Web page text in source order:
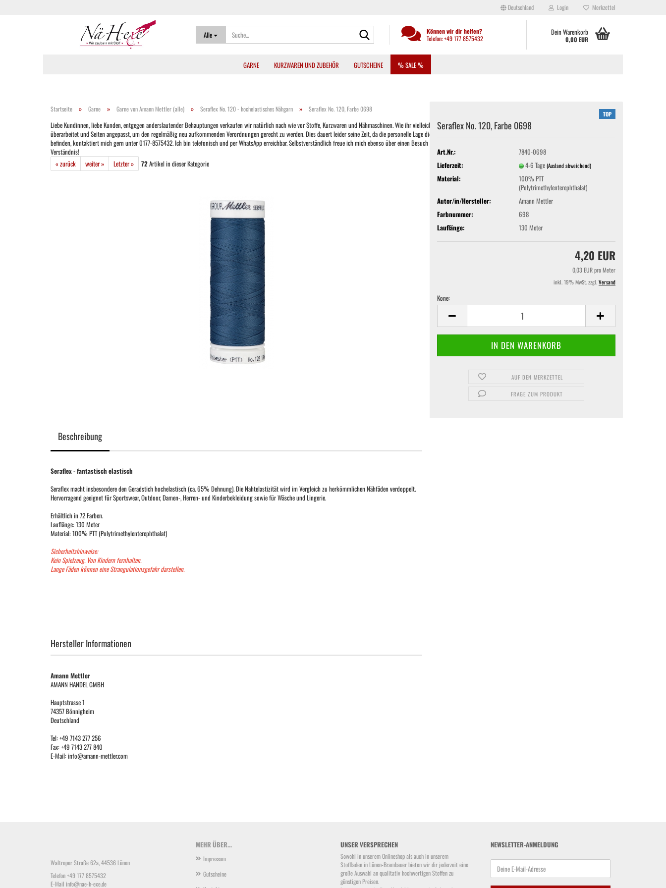
Deutschland Login Merkzettel
Alle
Können wir dir helfen?
Telefon: +49 177 8575432
Dein Warenkorb
0,00 EUR
GARNE KURZWAREN UND ZUBEHÖR GUTSCHEINE % SALE %
Startseite » Garne » Garne von Amann Mettler (alle) » Seraflex No. 120 - hochelastisches Nähgarn » Seraflex No. 120, Farbe 0698
Liebe Kundinnen, liebe Kunden, entgegen anderslautender Behauptungen verkaufen wir natürlich nach wie vor Stoffe, Kurzwaren und Nähmaschinen. Wie ihr vielleicht auch bei anderen kleinen Shops festgestellt habt, werden aktuell viele Artikel
überarbeitet und Seiten angepasst, um den regelmäßig neu aufkommenden Verordnungen gerecht zu werden. Dies dauert leider seine Zeit, da die personelle Lage dies oft nicht hergibt. Solltet ihr Artikel benötigen, die sich derzeit nicht im Shop
befinden, kontaktiert mich gern unter 0177-8575432. Ich bin telefonisch und per WhatsApp erreichbar. Selbstverständlich freue ich mich ebenso über einen Besuch im Laden: Waltroper Straße 62a, 44536 Lünen. Vielen Dank für euer
Verständnis!
« zurück
weiter » Letzter » 72Artikel in dieser Kategorie
TOP
Seraflex No. 120, Farbe 0698
Art.Nr.:
7840-0698
Lieferzeit:
4-6 Tage(Ausland abweichend)
Material:
100% PTT
(Polytrimethylenterephthalat)
Autor/in/Hersteller:
Amann Mettler
Farbnummer:
698
Lauflänge:
130 Meter
4,20 EUR
0,03 EUR pro Meter
inkl. 19% MwSt. zzgl.Versand
Kone:
AUF DEN MERKZETTEL
FRAGE ZUM PRODUKT
Beschreibung
Seraflex - fantastisch elastisch
Seraflex macht insbesondere den Geradstich hochelastisch (ca. 65% Dehnung). Die Nahtelastizität wird im Vergleich zu herkömmlichen Nähfäden verdoppelt.
Hervorragend geeignet für Sportswear, Outdoor, Damen-, Herren- und Kinderbekleidung sowie für Wäsche und Lingerie.
Erhältlich in 72 Farben.
Lauflänge: 130 Meter
Material: 100% PTT (Polytrimethylenterephthalat)
Sicherheitshinweise:
Kein Spielzeug. Von Kindern fernhalten.
Lange Fäden können eine Strangulationsgefahr darstellen.
Hersteller Informationen
Amann Mettler
AMANN HANDEL GMBH
Hauptstrasse 1
74357 Bönnigheim
Deutschland
Tel: +49 7143 277 256
Fax: +49 7143 277 840
E-Mail: info@amann-mettler.com
MEHR ÜBER...
Impressum
Gutscheine
UNSER VERSPRECHEN
Sowohl in unserem Onlineshop als auch in unserem
Stoffladen in Lünen-Brambauer bieten wir dir jederzeit eine
große Auswahl an qualitativ hochwertigen Stoffen zu
günstigen Preisen.
NEWSLETTER-ANMELDUNG
Waltroper Straße 62a, 44536 Lünen
Telefon +49 177 8575432
E-Mail info@nae-h-exe.de